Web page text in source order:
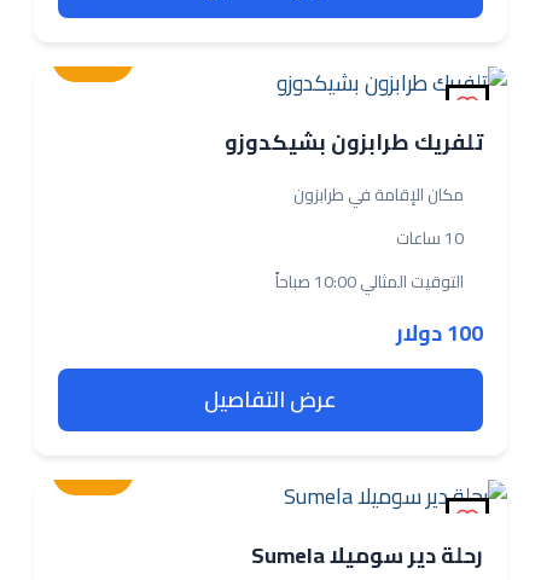
تلفريك طرابزون بشيكدوزو
مكان الإقامة في طرابزون
10 ساعات
التوقيت المثالي 10:00 صباحاً
100 دولار
عرض التفاصيل
رحلة دير سوميلا Sumela